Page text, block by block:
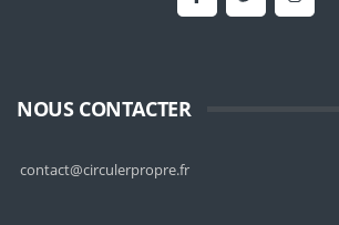
NOUS CONTACTER
contact@circulerpropre.fr